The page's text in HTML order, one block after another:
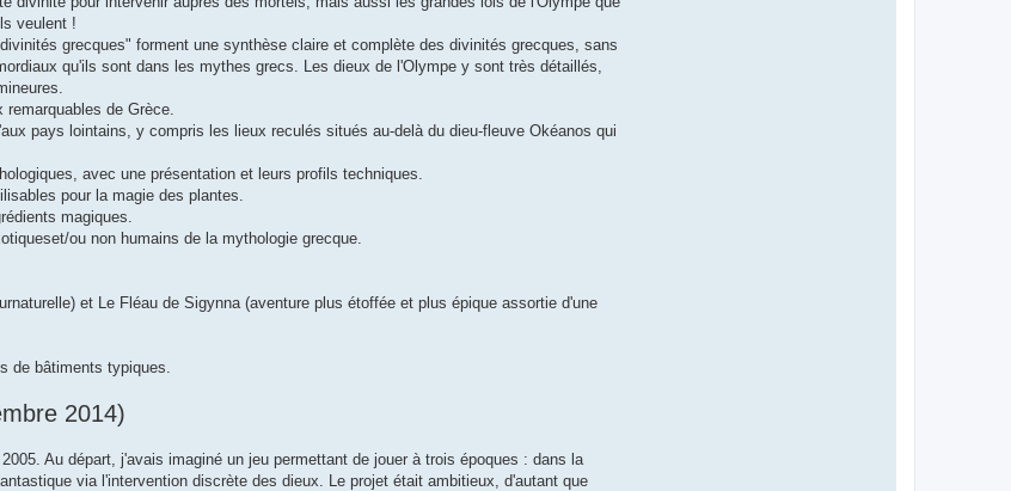
veulent !
grecques" forment une synthèse claire et complète des divinités grecques, sans
qu'ils sont dans les mythes grecs. Les dieux de l'Olympe y sont très détaillés,
de Grèce.
pays lointains, y compris les lieux reculés situés au-delà du dieu-fleuve Okéanos qui
avec une présentation et leurs profils techniques.
pour la magie des plantes.
magiques.
ou non humains de la mythologie grecque.
et Le Fléau de Sigynna (aventure plus étoffée et plus épique assortie d'une
de bâtiments typiques.
2014)
Au départ, j'avais imaginé un jeu permettant de jouer à trois époques : dans la
via l'intervention discrète des dieux. Le projet était ambitieux, d'autant que